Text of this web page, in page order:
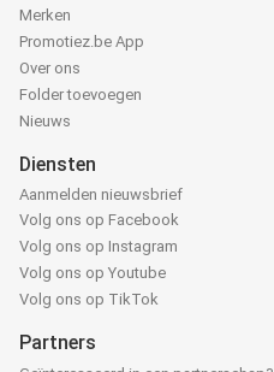
Merken
Promotiez.be App
Over ons
Folder toevoegen
Nieuws
Diensten
Aanmelden nieuwsbrief
Volg ons op Facebook
Volg ons op Instagram
Volg ons op Youtube
Volg ons op TikTok
Partners